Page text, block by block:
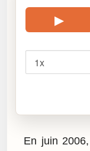
▶
En juin